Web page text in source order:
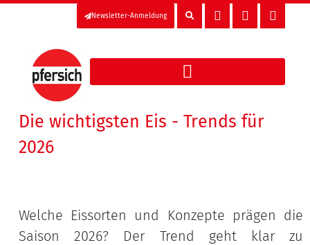
Newsletter-Anmeldung
Die wichtigsten Eis - Trends für
2026
Welche Eissorten und Konzepte prägen die
Saison 2026? Der Trend geht klar zu